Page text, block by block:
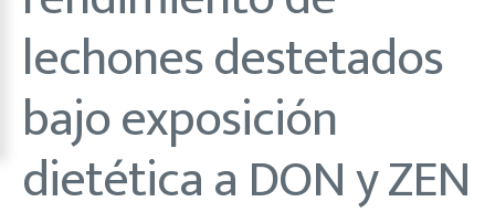
lechones destetados
bajo exposición
dietética a DON y ZEN